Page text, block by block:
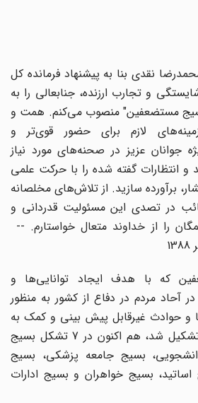
نقدی بنا به پیشنهاد فرمانده کل
و تجارب ارزنده، جنابعالی را به
مستضعفین" منصوب می‌کنم. همت و
لازم برای حضور قوی‌تر و
جوانان عزیز در صحنه‌های مورد نیاز
و انتظارات گفته شده را با حرکت علمی
برآورده سازید. از تلاش‌های مخلصانه
در تصدی این مسئولیت قدردانی و
را از خداوند متعال خواستارم. --
که با هدف ایجاد توانایی‌ها و
آحاد مردم در دفاع از کشور به منظور
و حوادث غیرقابل پیش بینی و کمک به
دولت در امر سازندگی تشکیل شد، هم اکنون در 7 تشکل بسیج
بسیج جامعه پزشکی، بسیج
بسیج خواهران و بسیج ادارات